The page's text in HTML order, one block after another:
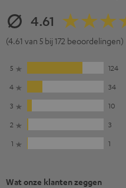
4.61
(4.61 van 5 bij 172 beoordelingen)
5
124
4
34
3
10
2
3
1
1
Wat onze klanten zeggen